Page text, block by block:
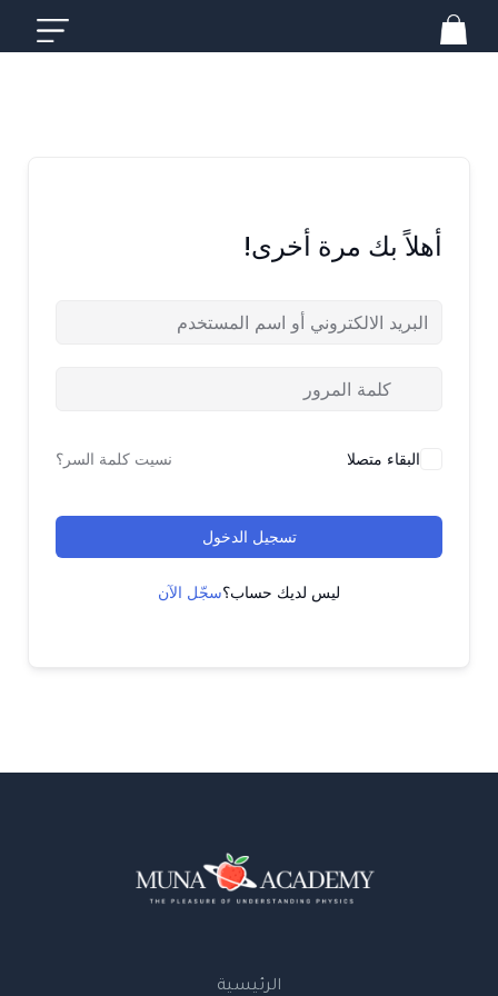
تخطي
أهلاً بك مرة أخرى!
البقاء متصلا نسيت كلمة السر؟
تسجيل الدخول
ليس لديك حساب؟سجّل الآن
الرئيسية